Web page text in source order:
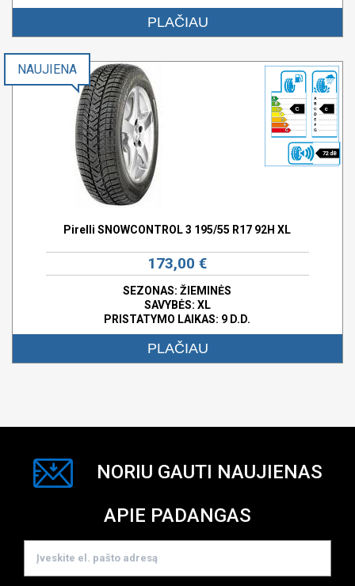
PLAČIAU
C c
72 dB
NAUJIENA
Pirelli SNOWCONTROL 3 195/55 R17 92H XL
173,00 €
SEZONAS: ŽIEMINĖS
SAVYBĖS: XL
PRISTATYMO LAIKAS: 9 D.D.
PLAČIAU
NORIU GAUTI NAUJIENAS
APIE PADANGAS